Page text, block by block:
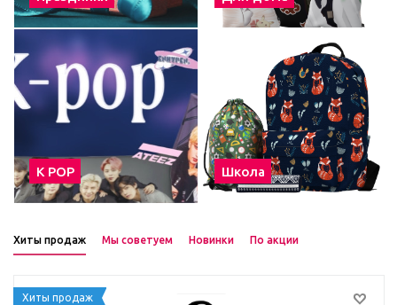
К POP Школа
Хиты продаж Мы советуем Новинки По акции
Хиты продаж